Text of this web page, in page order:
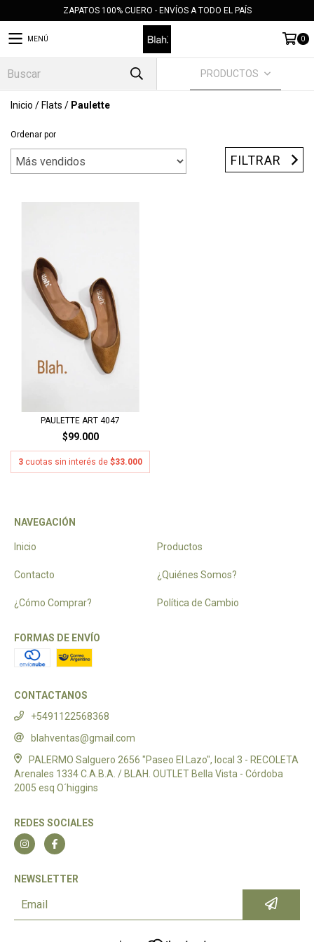
ZAPATOS 100% CUERO - ENVÍOS A TODO EL PAÍS
MENÚ 0
PRODUCTOS
Inicio / Flats / Paulette
Ordenar por
FILTRAR
PAULETTE ART 4047
$99.000
3 cuotas sin interés de $33.000
NAVEGACIÓN
Inicio Productos
Contacto ¿Quiénes Somos?
¿Cómo Comprar? Política de Cambio
FORMAS DE ENVÍO
CONTACTANOS
+5491122568368
blahventas@gmail.com
PALERMO Salguero 2656 "Paseo El Lazo", local 3 - RECOLETA
Arenales 1334 C.A.B.A. / BLAH. OUTLET Bella Vista - Córdoba
2005 esq O´higgins
REDES SOCIALES
NEWSLETTER